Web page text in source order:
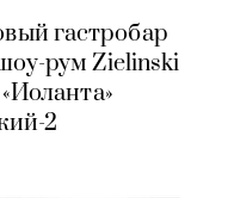
гастробар
рум Zielinski
2